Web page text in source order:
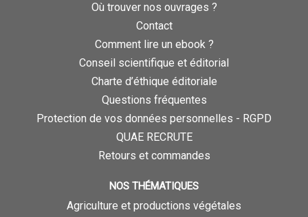
Où trouver nos ouvrages ?
Contact
Comment lire un ebook ?
Conseil scientifique et éditorial
Charte d’éthique éditoriale
Questions fréquentes
Protection de vos données personnelles - RGPD
QUAE RECRUTE
Retours et commandes
NOS THÉMATIQUES
Agriculture et productions végétales